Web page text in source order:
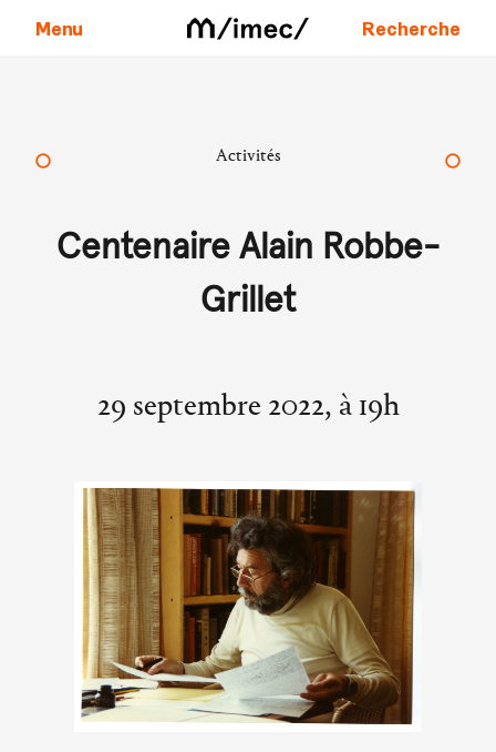
Menu Recherche
Activités
Centenaire Alain Robbe-
Grillet
29 septembre 2022, à 19h